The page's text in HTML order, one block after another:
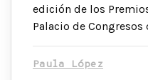
edición de los
Palacio de Congresos
Paula López